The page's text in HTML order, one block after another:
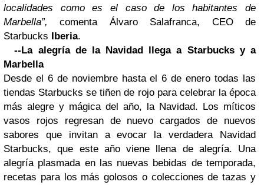
localidades como es el caso de los habitantes de
Marbella”,comenta Álvaro Salafranca, CEO de
Starbucks Iberia.
--La alegría de la Navidad llega a Starbucks y a
Marbella
Desde el 6 de noviembre hasta el 6 de enero todas las
tiendas Starbucks se tiñen de rojo para celebrar la época
más alegre y mágica del año, la Navidad. Los míticos
vasos rojos regresan de nuevo cargados de nuevos
sabores que invitan a evocar la verdadera Navidad
Starbucks, que este año viene llena de alegría. Una
alegría plasmada en las nuevas bebidas de temporada,
recetas para los más golosos o colecciones de tazas y